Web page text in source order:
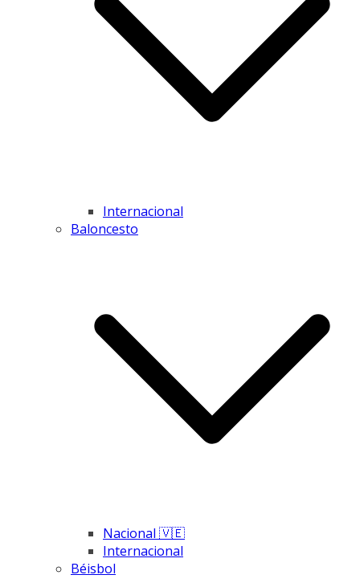
Internacional
Baloncesto
Nacional 🇻🇪
Internacional
Béisbol